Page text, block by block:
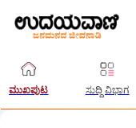
ಮುಖಪುಟ ಸುದ್ದಿ ವಿಭಾಗ